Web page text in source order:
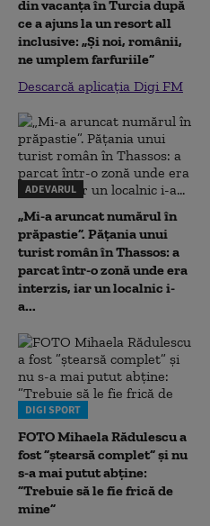
din vacanța în Turcia după
ce a ajuns la un resort all
inclusive: „Și noi, românii,
ne umplem farfuriile”
Descarcă aplicația Digi FM
ADEVARUL
„Mi-a aruncat numărul în
prăpastie”. Pățania unui
turist român în Thassos: a
parcat într-o zonă unde era
interzis, iar un localnic i-
a...
DIGI SPORT
FOTO Mihaela Rădulescu a
fost ”ștearsă complet” și nu
s-a mai putut abține:
”Trebuie să le fie frică de
mine”